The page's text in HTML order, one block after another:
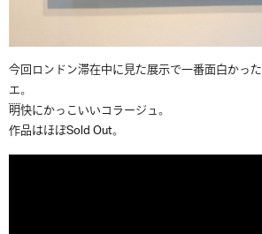
今回ロンドン滞在中に見た展示で一番面白かった
エ。
明快にかっこいいコラージュ。
作品はほぼSold Out。